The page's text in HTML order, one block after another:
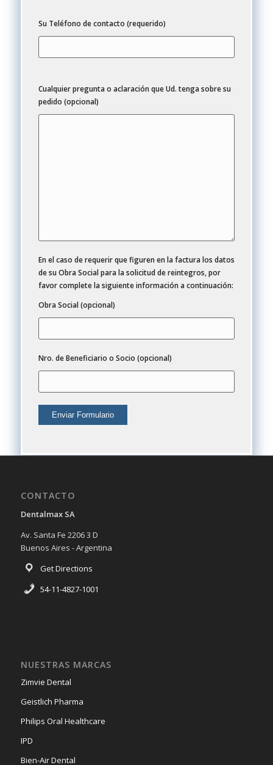
Su Teléfono de contacto (requerido)
Cualquier pregunta o aclaración que Ud. tenga sobre su
pedido (opcional)
En el caso de requerir que figuren en la factura los datos
de su Obra Social para la solicitud de reintegros, por
favor complete la siguiente información a continuación:
Obra Social (opcional)
Nro. de Beneficiario o Socio (opcional)
CONTACTO
Dentalmax SA
Av. Santa Fe 2206 3 D
Buenos Aires - Argentina
Get Directions
54-11-4827-1001
NUESTRAS MARCAS
Zimvie Dental
Geistlich Pharma
Philips Oral Healthcare
IPD
Bien-Air Dental